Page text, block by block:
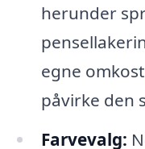
herunder
egne
påvirke den
Farvevalg: